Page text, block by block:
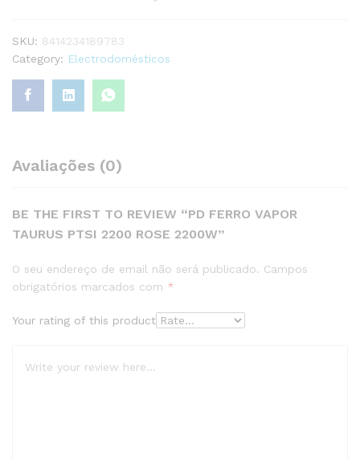
quantity
SKU: 8414234189783
Category: Electrodomésticos
Avaliações (0)
BE THE FIRST TO REVIEW “PD FERRO VAPOR
TAURUS PTSI 2200 ROSE 2200W”
O seu endereço de email não será publicado. Campos
obrigatórios marcados com *
Your rating of this product